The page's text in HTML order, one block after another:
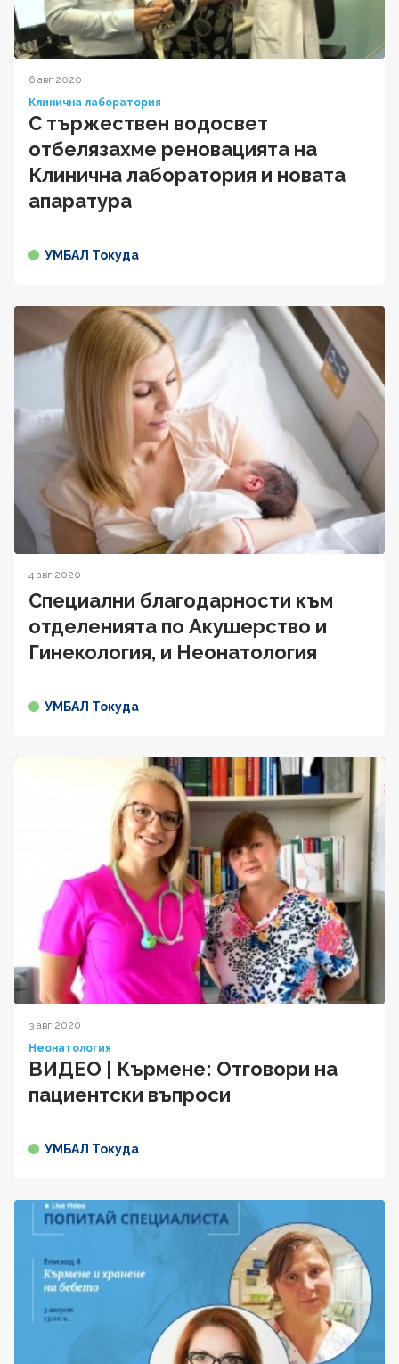
6 авг 2020
Клинична лаборатория
С тържествен водосвет
отбелязахме реновацията на
Клинична лаборатория и новата
апаратура
УМБАЛ Токуда
4 авг 2020
Специални благодарности към
отделенията по Акушерство и
Гинекология, и Неонатология
УМБАЛ Токуда
3 авг 2020
Неонатология
ВИДЕО | Кърмене: Отговори на
пациентски въпроси
УМБАЛ Токуда